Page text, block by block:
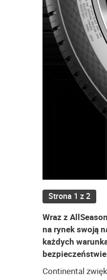
Strona 1 z 2
Wraz z
na rynek swoją
każdych
Continental